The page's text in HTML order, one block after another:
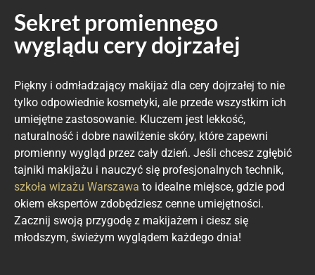
Sekret promiennego
wyglądu cery dojrzałej
Piękny i odmładzający makijaż dla cery dojrzałej to nie
tylko odpowiednie kosmetyki, ale przede wszystkim ich
umiejętne zastosowanie. Kluczem jest lekkość,
naturalność i dobre nawilżenie skóry, które zapewni
promienny wygląd przez cały dzień. Jeśli chcesz zgłębić
tajniki makijażu i nauczyć się profesjonalnych technik,
szkoła wizażu Warszawa to idealne miejsce, gdzie pod
okiem ekspertów zdobędziesz cenne umiejętności.
Zacznij swoją przygodę z makijażem i ciesz się
młodszym, świeżym wyglądem każdego dnia!